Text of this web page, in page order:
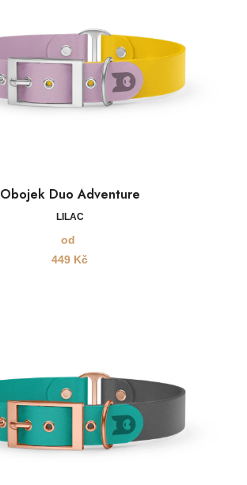
Obojek Duo Adventure
LILAC
od
449 Kč